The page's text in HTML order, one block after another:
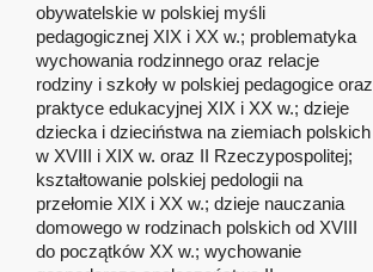
obywatelskie w polskiej myśli
pedagogicznej XIX i XX w.; problematyka
wychowania rodzinnego oraz relacje
rodziny i szkoły w polskiej pedagogice oraz
praktyce edukacyjnej XIX i XX w.; dzieje
dziecka i dzieciństwa na ziemiach polskich
w XVIII i XIX w. oraz II Rzeczypospolitej;
kształtowanie polskiej pedologii na
przełomie XIX i XX w.; dzieje nauczania
domowego w rodzinach polskich od XVIII
do początków XX w.; wychowanie